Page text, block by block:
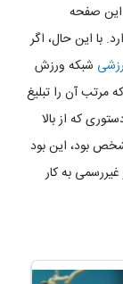
این صفحه
با این حال، اگر
شبکه ورزش
مرتب آن را تبلیغ
که از بالا
بود، این بود
به کار